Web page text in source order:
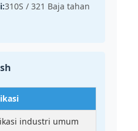
310S / 321 Baja tahan
industri umum